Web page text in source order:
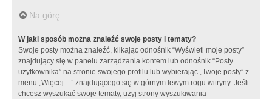
Na górę
W jaki sposób można znaleźć swoje posty i tematy?
Swoje posty można znaleźć, klikając odnośnik “Wyświetl moje posty”
znajdujący się w panelu zarządzania kontem lub odnośnik “Posty
użytkownika” na stronie swojego profilu lub wybierając „Twoje posty” z
menu „Więcej…” znajdującego się w górnym lewym rogu witryny. Jeśli
chcesz wyszukać swoje tematy, użyj strony wyszukiwania